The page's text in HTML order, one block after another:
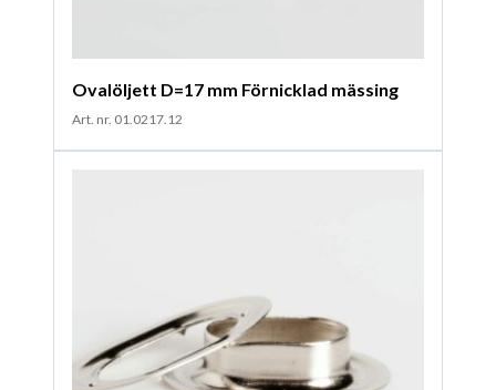
Ovalöljett D=17 mm Förnicklad mässing
Art. nr. 01.0217.12